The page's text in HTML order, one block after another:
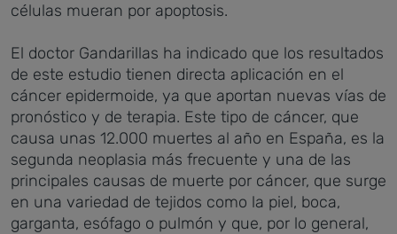
células mueran por apoptosis.
El doctor Gandarillas ha indicado que los resultados
de este estudio tienen directa aplicación en el
cáncer epidermoide, ya que aportan nuevas vías de
pronóstico y de terapia. Este tipo de cáncer, que
causa unas 12.000 muertes al año en España, es la
segunda neoplasia más frecuente y una de las
principales causas de muerte por cáncer, que surge
en una variedad de tejidos como la piel, boca,
garganta, esófago o pulmón y que, por lo general,